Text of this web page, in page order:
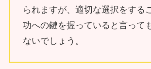
られますが、適切な選択をする
功への鍵を握っていると言って
ないでしょう。